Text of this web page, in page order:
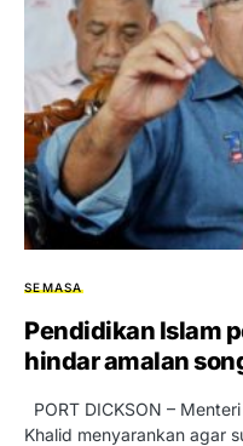
SEMASA
Pendidikan Islam
hindar amalan
PORT DICKSON –
Khalid menyarankan agar